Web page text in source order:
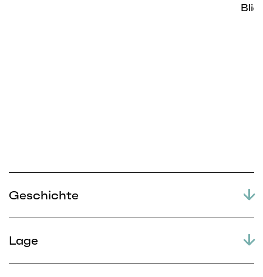
Geschichte
Lage